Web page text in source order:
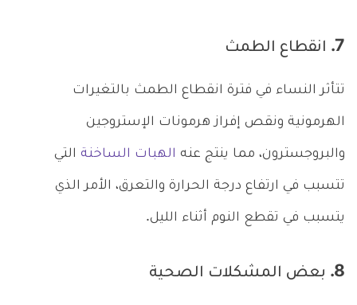
7. انقطاع الطمث
تتأثر النساء في فترة انقطاع الطمث بالتغيرات
الهرمونية ونقص إفراز هرمونات الإستروجين
والبروجسترون، مما ينتج عنه الهبات الساخنة التي
تتسبب في ارتفاع درجة الحرارة والتعرق، الأمر الذي
يتسبب في تقطع النوم أثناء الليل.
8. بعض المشكلات الصحية